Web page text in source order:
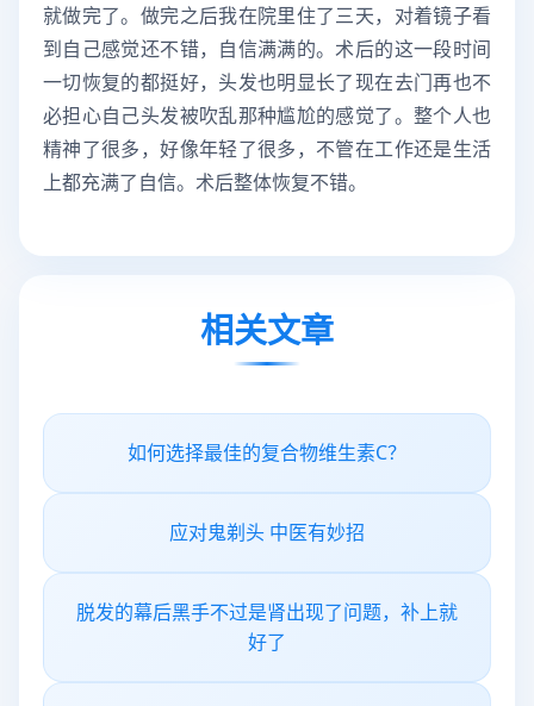
就做完了。做完之后我在院里住了三天，对着镜子看
到自己感觉还不错，自信满满的。术后的这一段时间
一切恢复的都挺好，头发也明显长了现在去门再也不
必担心自己头发被吹乱那种尴尬的感觉了。整个人也
精神了很多，好像年轻了很多，不管在工作还是生活
上都充满了自信。术后整体恢复不错。
相关文章
如何选择最佳的复合物维生素C？
应对鬼剃头 中医有妙招
脱发的幕后黑手不过是肾出现了问题，补上就
好了